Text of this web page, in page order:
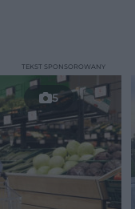
5
TEKST SPONSOROWANY